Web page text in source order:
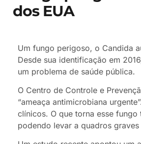
dos EUA
Um fungo perigoso, o Candida
Desde sua identificação em
um problema de saúde pública.
O Centro de Controle e
“ameaça antimicrobiana
clínicos. O que torna esse
podendo levar a quadros